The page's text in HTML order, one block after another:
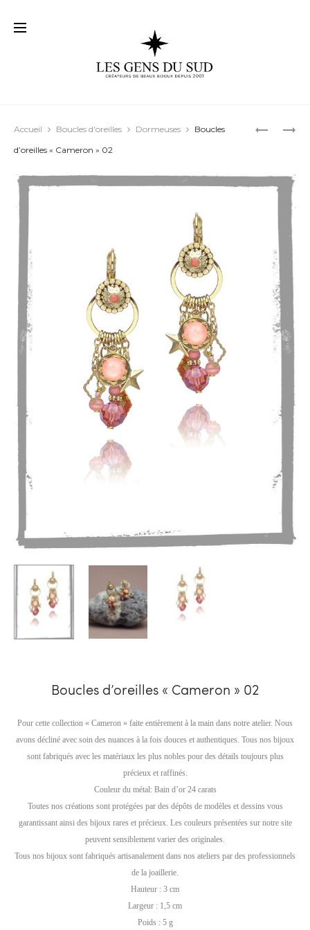
POUR
BOUCLES
01
Accueil Boucles d'oreilles Dormeuses
Boucles
d’oreilles « Cameron » 02
Boucles d’oreilles « Cameron » 02
Pour cette collection « Cameron » faite entièrement à la main dans notre atelier. Nous
avons décliné avec soin des nuances à la fois douces et authentiques. Tous nos bijoux
sont fabriqués avec les matériaux les plus nobles pour des détails toujours plus
précieux et raffinés.
Couleur du métal: Bain d’or 24 carats
Toutes nos créations sont protégées par des dépôts de modèles et dessins vous
garantissant ainsi des bijoux rares et précieux. Les couleurs présentées sur notre site
peuvent sensiblement varier des originales.
Tous nos bijoux sont fabriqués artisanalement dans nos ateliers par des professionnels
de la joaillerie.
Hauteur : 3 cm
Largeur : 1,5 cm
Poids : 5 g